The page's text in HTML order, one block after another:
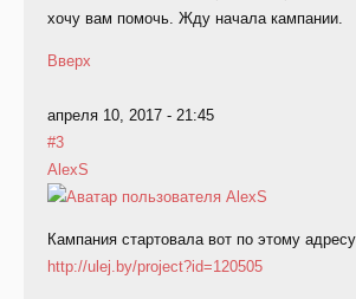
хочу вам помочь. Жду начала кампании.
Вверх
апреля 10, 2017 - 21:45
#3
AlexS
Кампания стартовала вот по этому
http://ulej.by/project?id=120505